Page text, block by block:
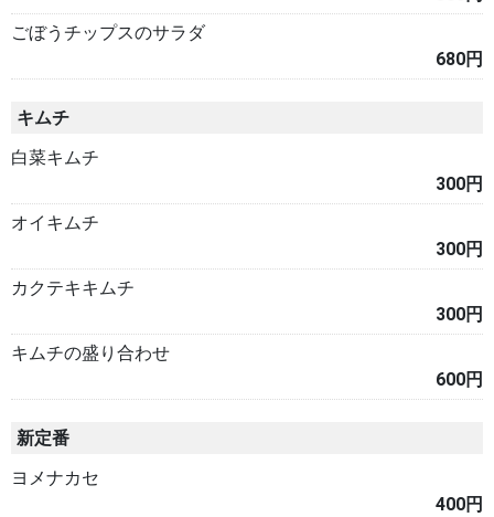
ごぼうチップスのサラダ
680円
キムチ
白菜キムチ
300円
オイキムチ
300円
カクテキキムチ
300円
キムチの盛り合わせ
600円
新定番
ヨメナカセ
400円